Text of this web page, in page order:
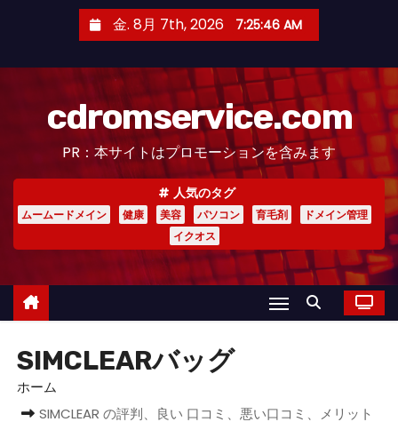
金. 8月 7th, 2026 7:25:47 AM
cdromservice.com
PR：本サイトはプロモーションを含みます
人気のタグ
ムームードメイン 健康 美容 パソコン 育毛剤
ドメイン管理
イクオス
SIMCLEARバッグ
ホーム
SIMCLEAR の評判、良い 口コミ、悪い口コミ、メリット